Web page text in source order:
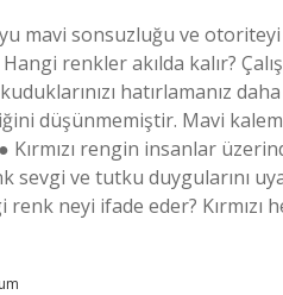
mavi sonsuzluğu ve otoriteyi
renkler akılda kalır?
hatırlamanız
düşünmemiştir. Mavi
Kırmızı rengin insanlar
sevgi ve tutku duygularını
neyi ifade eder? Kırmızı